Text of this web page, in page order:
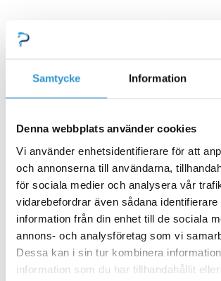
Samtycke Information
Denna webbplats använder cookies
Vi använder enhetsidentifierare för att
och annonserna till användarna,
för sociala medier och analysera vår
vidarebefordrar även sådana identifierare
information från din enhet till de sociala
annons- och analysföretag som vi
Dessa kan i sin tur kombinera
information som du har tillhandahållit
Kontrollpaneler
Spakontroll TP500S
144,00kr – 1
895,00
kr
through
895,00 kr
produkten
har
De
olika
alternativen
kan
väljas
på